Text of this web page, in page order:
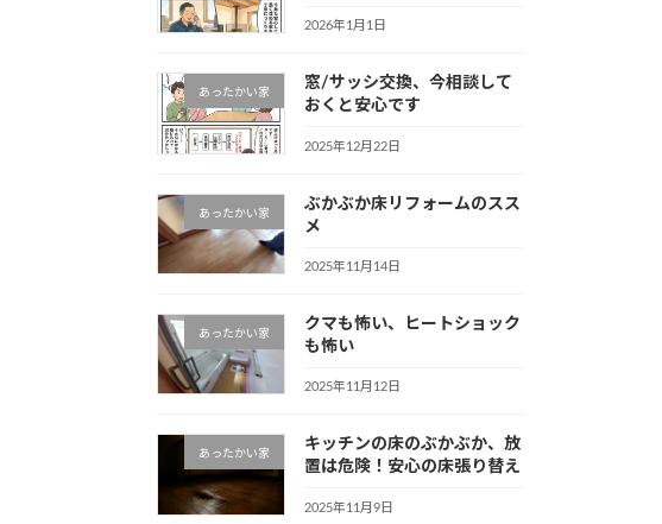
2026年1月1日
あったかい家
窓/サッシ交換、今相談して
おくと安心です
2025年12月22日
あったかい家
ぶかぶか床リフォームのスス
メ
2025年11月14日
あったかい家
クマも怖い、ヒートショック
も怖い
2025年11月12日
あったかい家
キッチンの床のぶかぶか、放
置は危険！安心の床張り替え
2025年11月9日